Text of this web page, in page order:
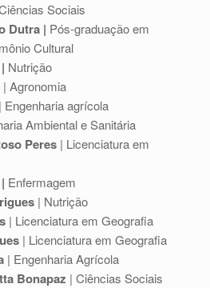
Sociais
Dutra | Pós-graduação em
Cultural
Nutrição
| Agronomia
| Engenharia agrícola
Ambiental e Sanitária
Peres | Licenciatura em
Enfermagem
| Nutrição
| Licenciatura em Geografia
| Licenciatura em Geografia
| Engenharia Agrícola
Bonapaz | Ciências Sociais